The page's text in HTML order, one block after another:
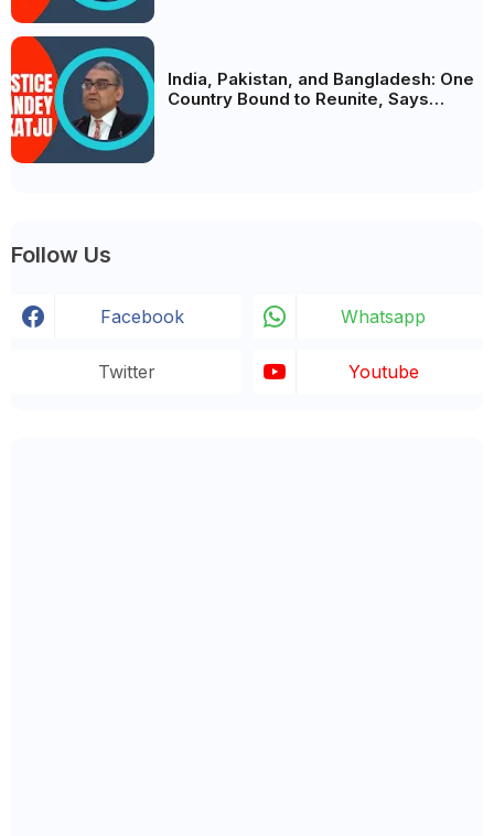
India, Pakistan, and Bangladesh: One
Country Bound to Reunite, Says
Follow Us
Facebook Whatsapp
Twitter Youtube